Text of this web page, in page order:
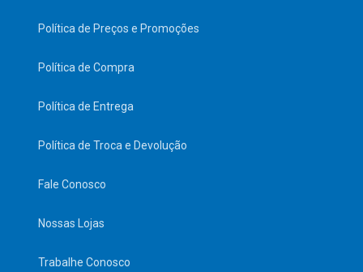
Política de Preços e Promoções
Política de Compra
Política de Entrega
Política de Troca e Devolução
Fale Conosco
Nossas Lojas
Trabalhe Conosco